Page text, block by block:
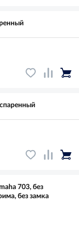
703, без
без замка